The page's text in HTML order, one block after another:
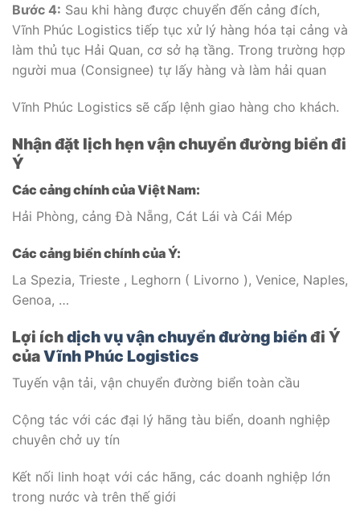
Bước 4: Sau khi hàng được chuyển đến cảng đích,
Vĩnh Phúc Logistics tiếp tục xử lý hàng hóa tại cảng và
làm thủ tục Hải Quan, cơ sở hạ tầng. Trong trường hợp
người mua (Consignee) tự lấy hàng và làm hải quan
Vĩnh Phúc Logistics sẽ cấp lệnh giao hàng cho khách.
Nhận đặt lịch hẹn vận chuyển đường biển đi
Ý
Các cảng chính của Việt Nam:
Hải Phòng, cảng Đà Nẵng, Cát Lái và Cái Mép
Các cảng biển chính của Ý:
La Spezia, Trieste , Leghorn ( Livorno ), Venice, Naples,
Genoa, …
Lợi íchdịch vụ vận chuyển đường biểnđi Ý
củaVĩnh Phúc Logistics
Tuyến vận tải, vận chuyển đường biển toàn cầu
Cộng tác với các đại lý hãng tàu biển, doanh nghiệp
chuyên chở uy tín
Kết nối linh hoạt với các hãng, các doanh nghiệp lớn
trong nước và trên thế giới